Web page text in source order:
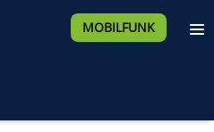
MOBILFUNK